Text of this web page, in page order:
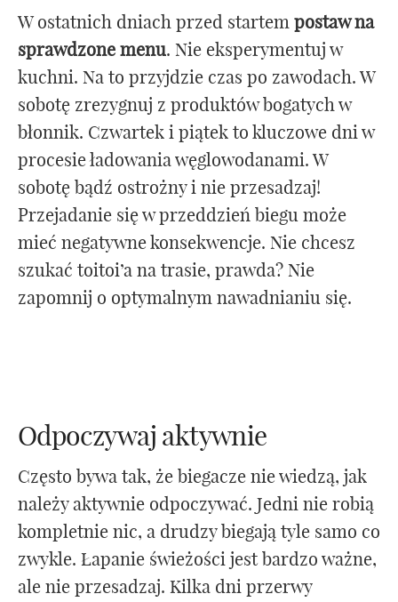
W ostatnich dniach przed startem postaw na
sprawdzone menu. Nie eksperymentuj w
kuchni. Na to przyjdzie czas po zawodach. W
sobotę zrezygnuj z produktów bogatych w
błonnik. Czwartek i piątek to kluczowe dni w
procesie ładowania węglowodanami. W
sobotę bądź ostrożny i nie przesadzaj!
Przejadanie się w przeddzień biegu może
mieć negatywne konsekwencje. Nie chcesz
szukać toitoi’a na trasie, prawda? Nie
zapomnij o optymalnym nawadnianiu się.
Odpoczywaj aktywnie
Często bywa tak, że biegacze nie wiedzą, jak
należy aktywnie odpoczywać. Jedni nie robią
kompletnie nic, a drudzy biegają tyle samo co
zwykle. Łapanie świeżości jest bardzo ważne,
ale nie przesadzaj. Kilka dni przerwy